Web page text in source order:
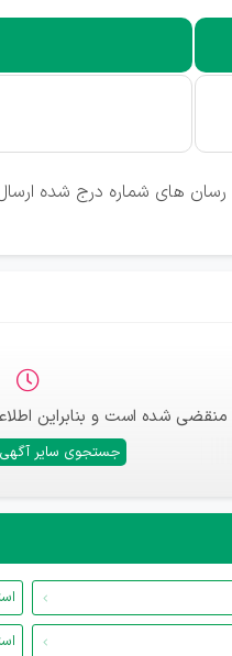
رسان های شماره درج شده
منقضی شده است و بنابراین
جستجوی سایر